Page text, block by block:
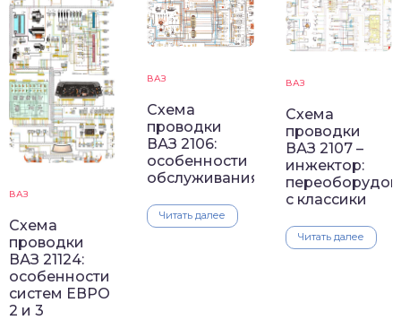
ВАЗ
Схема
проводки
ВАЗ 21124:
особенности
систем ЕВРО
2 и 3
ВАЗ
Схема
проводки
ВАЗ 2106:
особенности
обслуживания
Читать далее
ВАЗ
Схема
проводки
ВАЗ 2107 –
инжектор:
с классики
Читать далее